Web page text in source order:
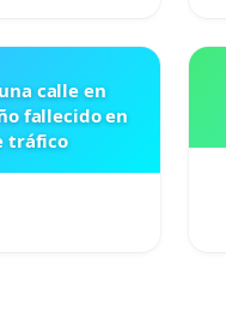
calle en
fallecido en
tráfico